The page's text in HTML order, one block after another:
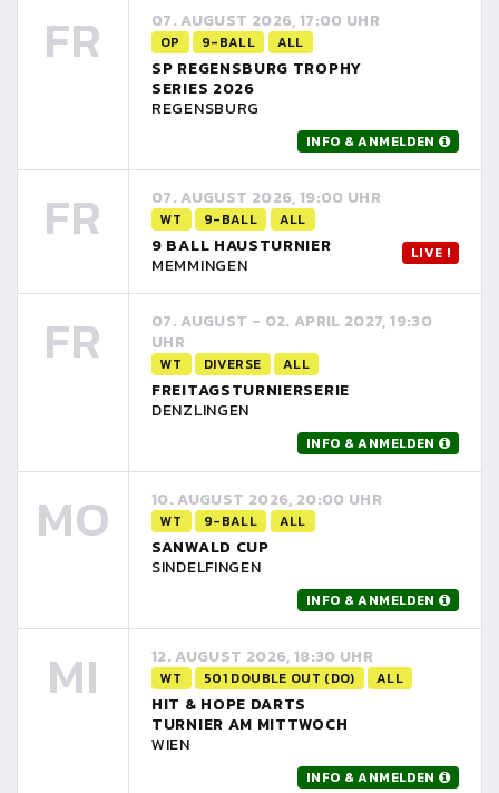
FR 07. AUGUST 2026, 17:00 UHR
OP 9-BALL ALL
SP REGENSBURG TROPHY
SERIES 2026
REGENSBURG
INFO & ANMELDEN
FR 07. AUGUST 2026, 19:00 UHR
WT 9-BALL ALL
9 BALL HAUSTURNIER
MEMMINGEN
LIVE !
FR
07. AUGUST - 02. APRIL 2027, 19:30
UHR
WT DIVERSE ALL
FREITAGSTURNIERSERIE
DENZLINGEN
INFO & ANMELDEN
MO 10. AUGUST 2026, 20:00 UHR
WT 9-BALL ALL
SANWALD CUP
SINDELFINGEN
INFO & ANMELDEN
MI 12. AUGUST 2026, 18:30 UHR
WT 501 DOUBLE OUT (DO) ALL
HIT & HOPE DARTS
TURNIER AM MITTWOCH
WIEN
INFO & ANMELDEN